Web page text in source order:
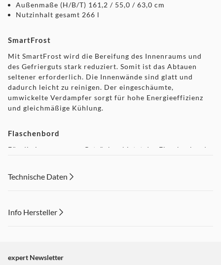
Außenmaße (H/B/T) 161,2 / 55,0 / 63,0 cm
Nutzinhalt gesamt 266 l
SmartFrost
Mit SmartFrost wird die Bereifung des Innenraums und
des Gefrierguts stark reduziert. Somit ist das Abtauen
seltener erforderlich. Die Innenwände sind glatt und
dadurch leicht zu reinigen. Der eingeschäumte,
umwickelte Verdampfer sorgt für hohe Energieeffizienz
und gleichmäßige Kühlung.
Flaschenbord
Für die Lagerung von Getränken bietet das Flaschenbord
Bei FrostSafe sind die extra hohen und herausnehmbaren
Technische Daten
Info Hersteller
"Marketing".
expert Newsletter